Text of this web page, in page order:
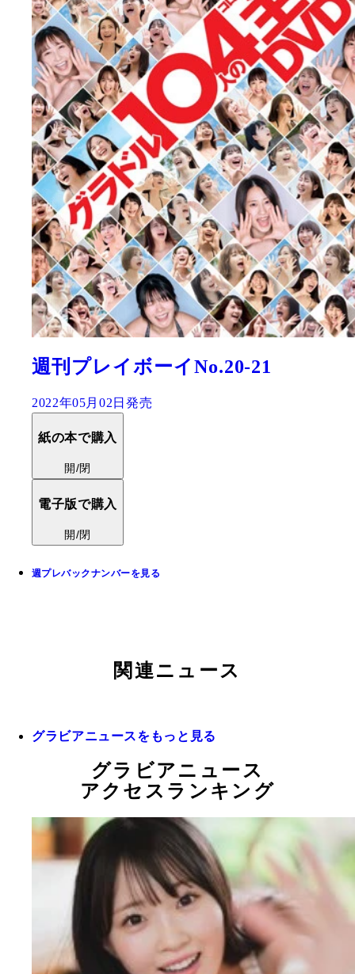
週刊プレイボーイNo.20-21
2022年05月02日発売
紙の本で購入
開/閉
電子版で購入
開/閉
週プレバックナンバーを見る
関連ニュース
グラビアニュースをもっと見る
グラビアニュース
アクセスランキング